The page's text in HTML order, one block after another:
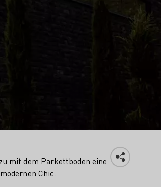
mit dem Parkettboden eine
Chic.